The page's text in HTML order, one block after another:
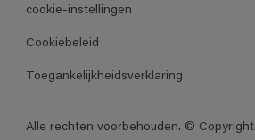
cookie-instellingen
Cookiebeleid
Toegankelijkheidsverklaring
Alle rechten voorbehouden. © Copyright